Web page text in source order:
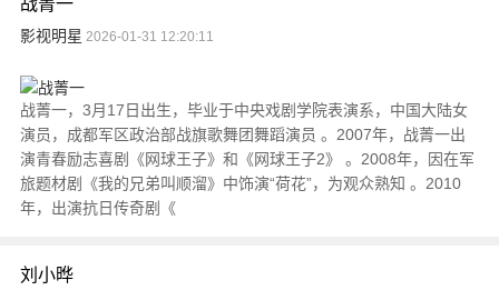
战菁一
影视明星 2026-01-31 12:20:11
战菁一，3月17日出生，毕业于中央戏剧学院表演系，中国大陆女
演员，成都军区政治部战旗歌舞团舞蹈演员 。2007年，战菁一出
演青春励志喜剧《网球王子》和《网球王子2》 。2008年，因在军
旅题材剧《我的兄弟叫顺溜》中饰演“荷花”，为观众熟知 。2010
年，出演抗日传奇剧《
刘小晔